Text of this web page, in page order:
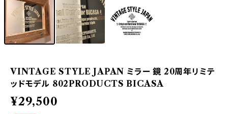
VINTAGE STYLE JAPAN ミラー 鏡 20周年リミテ
ッドモデル 802PRODUCTS BICASA
¥29,500